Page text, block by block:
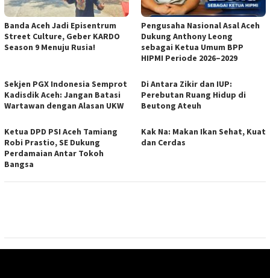
Banda Aceh Jadi Episentrum
Street Culture, Geber KARDO
Season 9 Menuju Rusia!
Pengusaha Nasional Asal Aceh
Dukung Anthony Leong
sebagai Ketua Umum BPP
HIPMI Periode 2026–2029
Sekjen PGX Indonesia Semprot
Kadisdik Aceh: Jangan Batasi
Wartawan dengan Alasan UKW
Di Antara Zikir dan IUP:
Perebutan Ruang Hidup di
Beutong Ateuh
Ketua DPD PSI Aceh Tamiang
Robi Prastio, SE Dukung
Perdamaian Antar Tokoh
Bangsa
Kak Na: Makan Ikan Sehat, Kuat
dan Cerdas